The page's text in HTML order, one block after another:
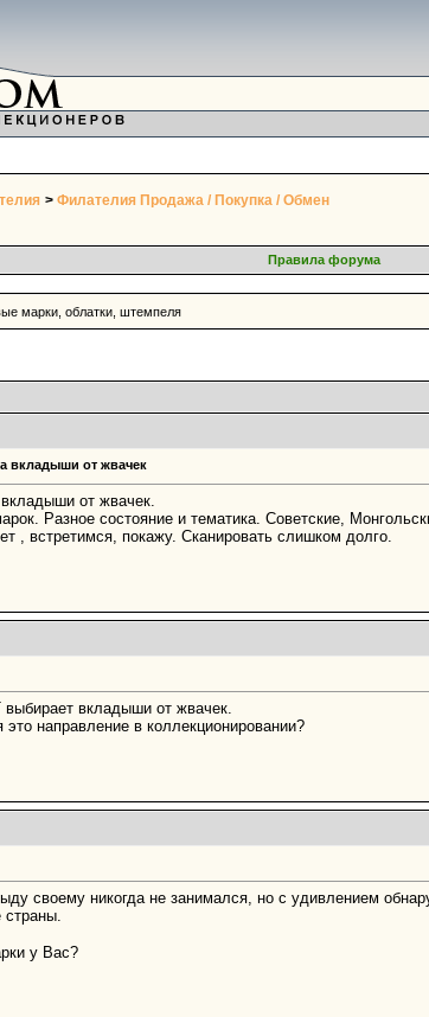
> Филателия Продажа / Покупка / Обмен
Правила форума
марки, облатки, штемпеля
вкладыши от жвачек
от жвачек.
Разное состояние и тематика. Советские,
, встретимся, покажу. Сканировать слишком долго.
выбирает вкладыши от жвачек.
это направление в коллекционировании?
своему никогда не занимался, но с удивлением
страны.
у Вас?